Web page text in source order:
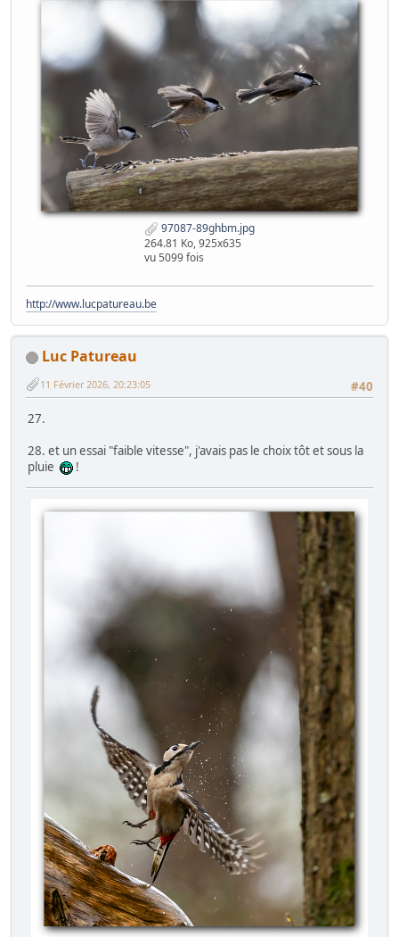
97087-89ghbm.jpg
264.81 Ko, 925x635
vu 5099 fois
http://www.lucpatureau.be
Luc Patureau
#40
11 Février 2026, 20:23:05
27.
28. et un essai "faible vitesse", j'avais pas le choix tôt et sous la
pluie
!